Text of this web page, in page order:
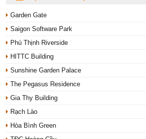
Garden Gate
Saigon Software Park
Phú Thịnh Riverside
HITTC Building
Sunshine Garden Palace
The Pegasus Residence
Gia Thy Building
Rạch Lào
Hòa Bình Green